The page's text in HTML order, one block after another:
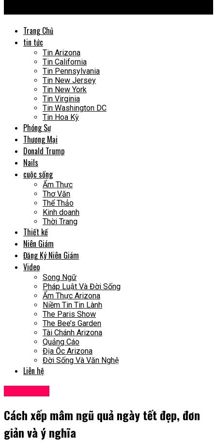
Trang Chủ
tin tức
Tin Arizona
Tin California
Tin Pennsylvania
Tin New Jersey
Tin New York
Tin Virginia
Tin Washington DC
Tin Hoa Kỳ
Phóng Sự
Thương Mại
Donald Trump
Nails
cuộc sống
Ẩm Thực
Thơ Văn
Thể Thảo
Kinh doanh
Thời Trang
Thiết kế
Niên Giám
Đăng Ký Niên Giám
Video
Song Ngữ
Pháp Luật Và Đời Sống
Ẩm Thực Arizona
Niềm Tin Tin Lành
The Paris Show
The Bee’s Garden
Tài Chánh Arizona
Quảng Cáo
Địa Ốc Arizona
Đời Sống Và Văn Nghệ
Liên hệ
Cách xếp mâm ngũ quả ngày tết đẹp, đơn
giản và ý nghĩa